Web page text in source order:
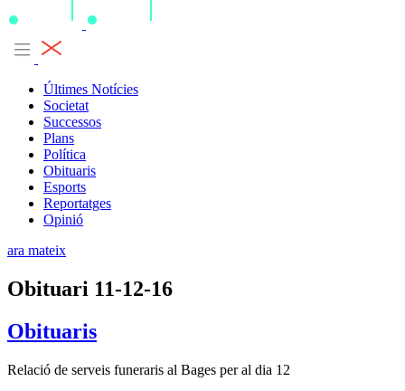
Últimes Notícies
Societat
Successos
Plans
Política
Obituaris
Esports
Reportatges
Opinió
ara mateix
Obituari 11-12-16
Obituaris
Relació de serveis funeraris al Bages per al dia 12